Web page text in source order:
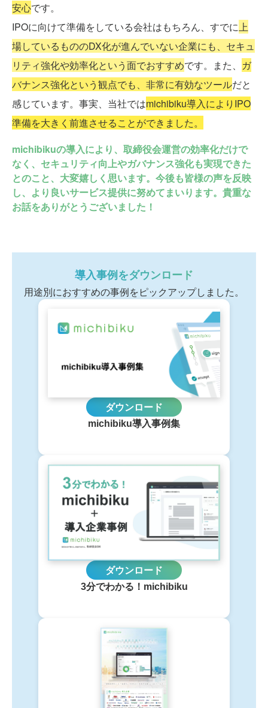
安心です。
IPOに向けて準備をしている会社はもちろん、すでに上
場しているもののDX化が進んでいない企業にも、セキュ
リティ強化や効率化という面でおすすめです。また、 ガ
バナンス強化という観点でも、非常に有効なツールだと
感じています。事実、当社ではmichibiku導入によりIPO
準備を大きく前進させることができました。
michibikuの導入により、取締役会運営の効率化だけで
なく、セキュリティ向上やガバナンス強化も実現できた
とのこと、大変嬉しく思います。今後も皆様の声を反映
し、より良いサービス提供に努めてまいります。貴重な
お話をありがとうございました！
導入事例をダウンロード
用途別におすすめの事例をピックアップしました。
ダウンロード
michibiku導入事例集
ダウンロード
3分でわかる！michibiku